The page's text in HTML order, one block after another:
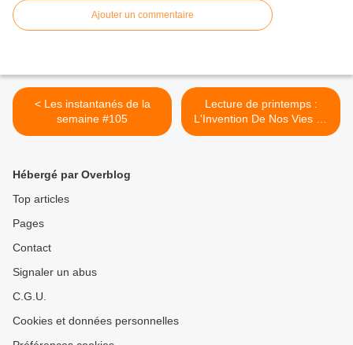
Ajouter un commentaire
< Les instantanés de la
semaine #105
Lecture de printemps :
L'Invention De Nos Vies de
Karine Tuil >
Hébergé par Overblog
Top articles
Pages
Contact
Signaler un abus
C.G.U.
Cookies et données personnelles